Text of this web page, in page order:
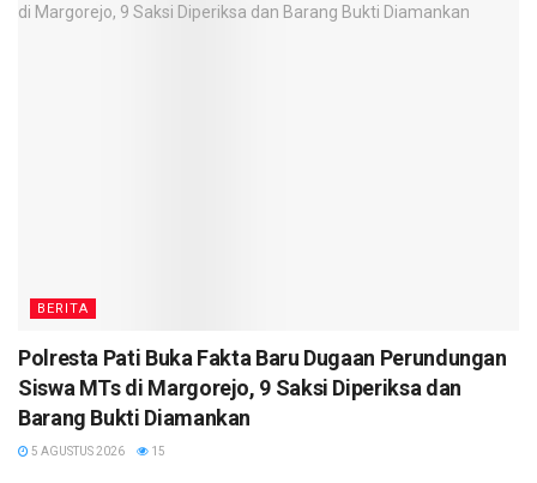
BERITA
Polresta Pati Buka Fakta Baru Dugaan Perundungan
Siswa MTs di Margorejo, 9 Saksi Diperiksa dan
Barang Bukti Diamankan
5 AGUSTUS 2026 15